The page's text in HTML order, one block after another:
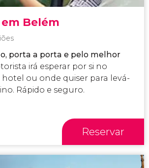
Belém
porta a porta e pelo melhor
irá esperar por si no
ou onde quiser para levá-
Rápido e seguro.
Reservar